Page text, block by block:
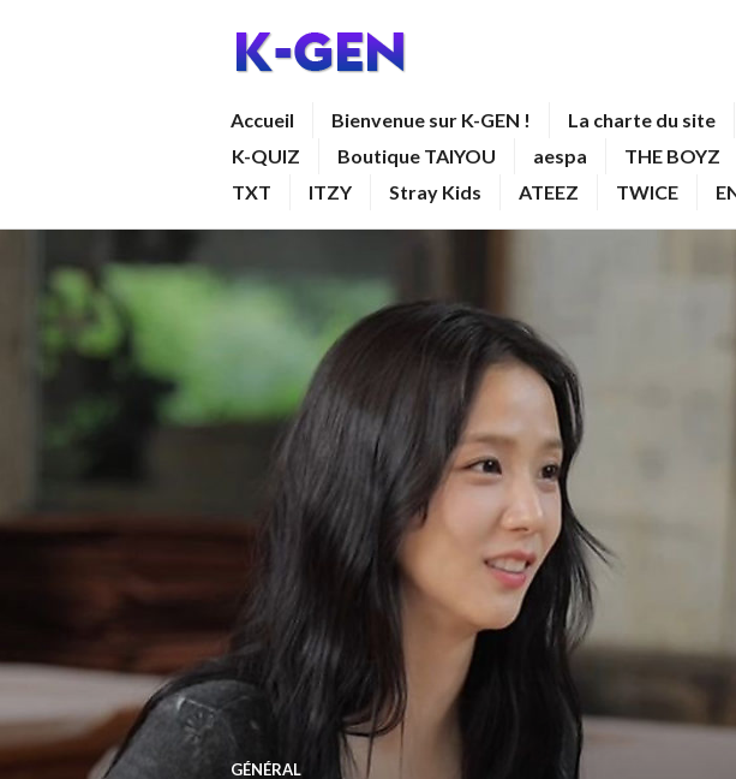
Accueil Bienvenue sur K-GEN ! La charte du site
K-QUIZ
Boutique TAIYOU aespa THE BOYZ
TXT
ITZY Stray Kids ATEEZ TWICE
GÉNÉRAL